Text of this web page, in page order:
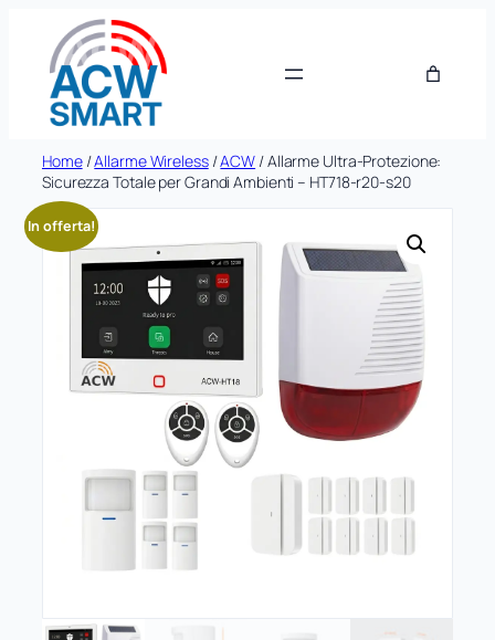
contenuto
Home/Allarme Wireless/ACW / Allarme Ultra-Protezione:
Sicurezza Totale per Grandi Ambienti – HT718-r20-s20
In offerta!